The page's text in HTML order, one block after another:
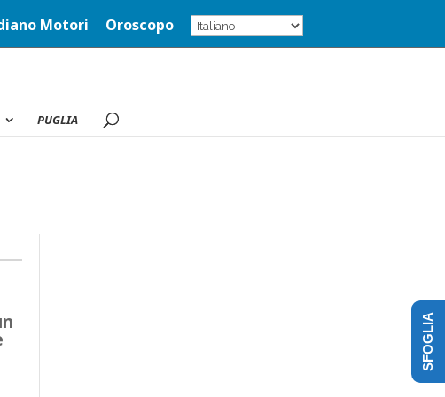
Motori Oroscopo
PUGLIA
SFOGLIA